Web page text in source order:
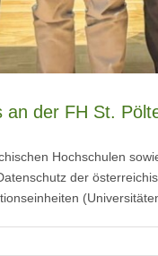
an der FH St.
Hochschulen
der